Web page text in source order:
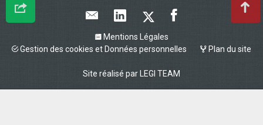
Mentions Légales
Gestion des cookies et Données personnelles
Plan du site
Site réalisé par LEGI TEAM